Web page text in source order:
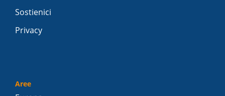
Sostienici
Privacy
Aree